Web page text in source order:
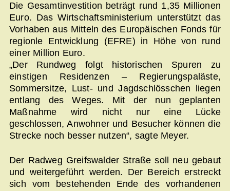
Die Gesamtinvestition beträgt rund 1,35 Millionen
Euro. Das Wirtschaftsministerium unterstützt das
Vorhaben aus Mitteln des Europäischen Fonds für
regionle Entwicklung (EFRE) in Höhe von rund
einer Million Euro.
„Der Rundweg folgt historischen Spuren zu
einstigen Residenzen – Regierungspaläste,
Sommersitze, Lust- und Jagdschlösschen liegen
entlang des Weges. Mit der nun geplanten
Maßnahme wird nicht nur eine Lücke
geschlossen, Anwohner und Besucher können die
Strecke noch besser nutzen“, sagte Meyer.
Der Radweg Greifswalder Straße soll neu gebaut
und weitergeführt werden. Der Bereich erstreckt
sich vom bestehenden Ende des vorhandenen